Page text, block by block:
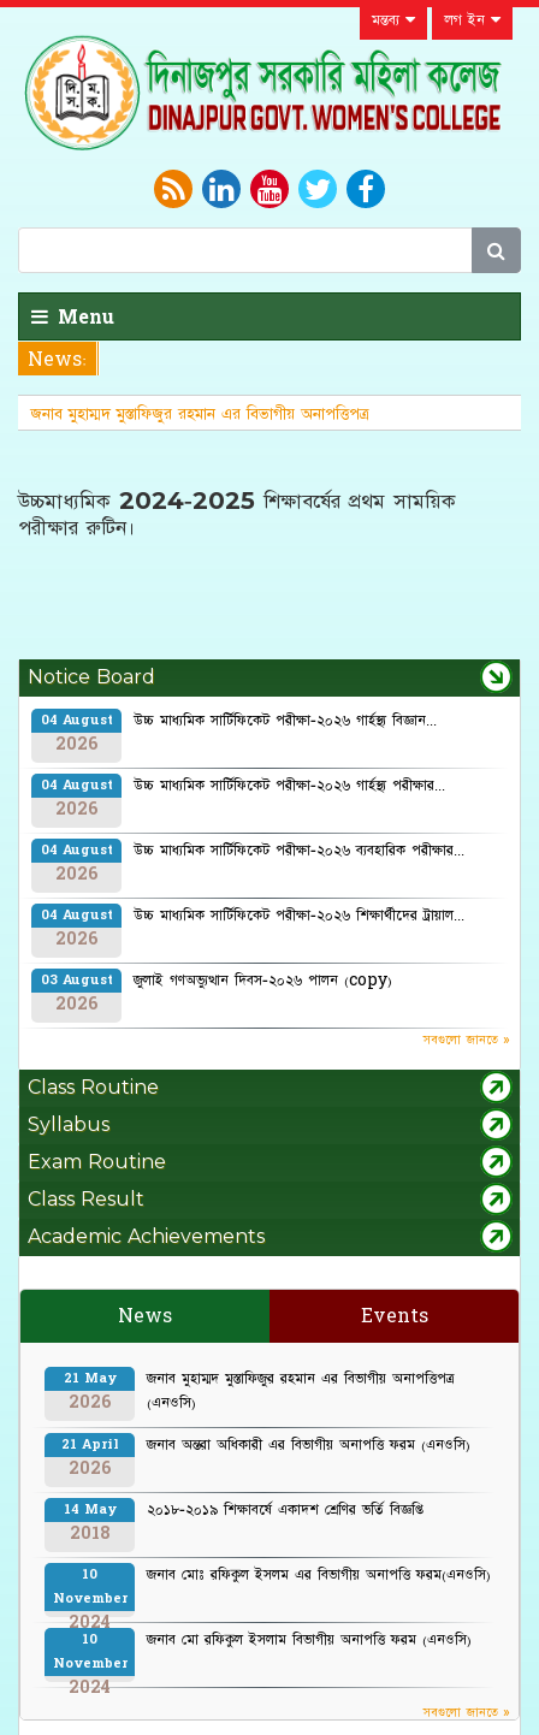
মন্তব্য লগ ইন
Menu
News:
জনাব মুহাম্মদ মুস্তাফিজুর রহমান এর বিভাগীয় অনাপত্তিপত্র
উচ্চমাধ্যমিক 2024-2025 শিক্ষাবর্ষের প্রথম সাময়িক
পরীক্ষার রুটিন।
Notice Board
04 August
2026
উচ্চ মাধ্যমিক সার্টিফিকেট পরীক্ষা-২০২৬ গার্হস্থ্য বিজ্ঞান...
04 August
2026
উচ্চ মাধ্যমিক সার্টিফিকেট পরীক্ষা-২০২৬ গার্হস্থ্য পরীক্ষার...
04 August
2026
উচ্চ মাধ্যমিক সার্টিফিকেট পরীক্ষা-২০২৬ ব্যবহারিক পরীক্ষার...
04 August
2026
উচ্চ মাধ্যমিক সার্টিফিকেট পরীক্ষা-২০২৬ শিক্ষার্থীদের ট্রায়াল...
03 August
2026
জুলাই গণঅভ্যুত্থান দিবস-২০২৬ পালন (copy)
সবগুলো জানতে »
Class Routine
Syllabus
Exam Routine
Class Result
Academic Achievements
News Events
21 May
2026
জনাব মুহাম্মদ মুস্তাফিজুর রহমান এর বিভাগীয় অনাপত্তিপত্র
(এনওসি)
21 April
2026
জনাব অন্তরা অধিকারী এর বিভাগীয় অনাপত্তি ফরম (এনওসি)
14 May
2018
২০১৮-২০১৯ শিক্ষাবর্ষে একাদশ শ্রেণির ভর্তি বিজ্ঞপ্তি
10
November
2024
জনাব মোঃ রফিকুল ইসলম এর বিভাগীয় অনাপত্তি ফরম(এনওসি)
10
November
2024
জনাব মো রফিকুল ইসলাম বিভাগীয় অনাপত্তি ফরম (এনওসি)
সবগুলো জানতে »